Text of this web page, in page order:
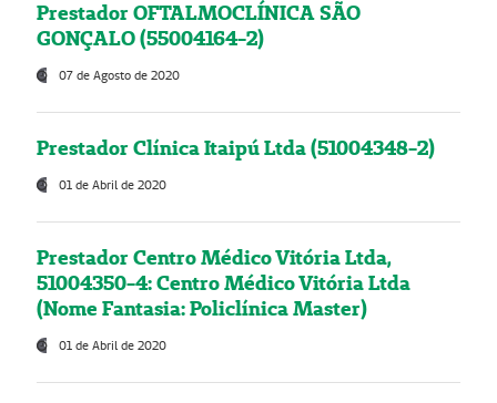
Prestador OFTALMOCLÍNICA SÃO
GONÇALO (55004164-2)
07 de Agosto de 2020
Prestador Clínica Itaipú Ltda (51004348-2)
01 de Abril de 2020
Prestador Centro Médico Vitória Ltda,
51004350-4: Centro Médico Vitória Ltda
(Nome Fantasia: Policlínica Master)
01 de Abril de 2020